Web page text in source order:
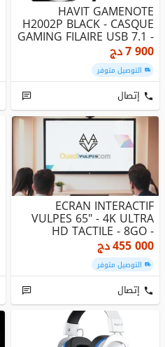
HAVIT GAMENOTE
H2002P BLACK - CASQUE
GAMING FILAIRE USB 7.1 -
SON SURR...
7 900دج
التوصيل متوفر
إتصال
ECRAN INTERACTIF
VULPES 65" - 4K ULTRA
HD TACTILE - 8GO -
256GO SSD + ...
455 000دج
التوصيل متوفر
إتصال